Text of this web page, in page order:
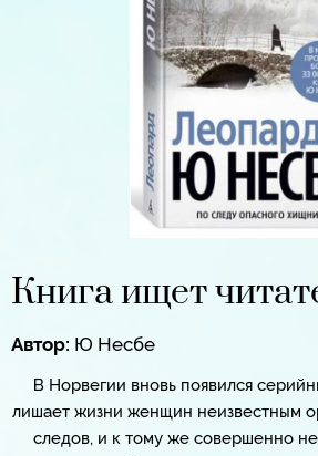
Книга ищет
Автор: Ю Несбе
В Норвегии вновь появился
лишает жизни женщин неизвестным
следов, и к тому же совершенно